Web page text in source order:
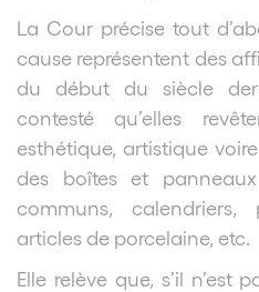
La Cour précise tout
cause représentent des
du début du siècle
contesté qu’elles
esthétique, artistique
des boîtes et
communs, calendriers,
articles de porcelaine, etc.
Elle relève que, s’il n’est